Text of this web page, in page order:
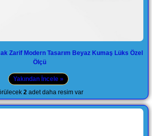
Zarif Modern Tasarım Beyaz Kumaş Lüks Özel
Ölçü
Yakından İncele »
2 adet daha resim var